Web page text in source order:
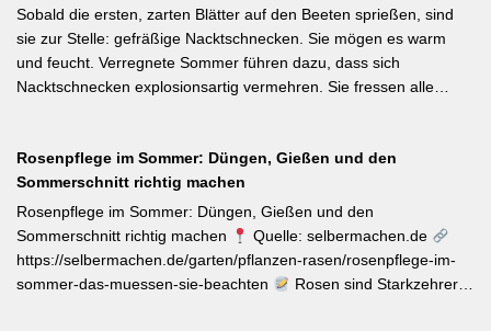
Herbst reich blüht und sich hervorragend für Balkonkästen und
Ampeln eignet. Die Bayerische Genusspflanze des Jahres 2026
ist die Erdbeere ‚Lilly Waldberry‘, die durch ihr intensiv
waldbeererinnerndes Aroma überzeugt und ab Juni durchgehend
bayerische Gärtnereien erhältlich. Wer auf regional empfohlene
Pflanzen setzen möchte, liegt mit diesen beiden Sorten für Balkon
und Nutzgarten genau richtig.
Sobald die ersten, zarten Blätter auf den Beeten sprießen, sind
sie zur Stelle: gefräßige Nacktschnecken. Sie mögen es warm
und feucht. Verregnete Sommer führen dazu, dass sich
Nacktschnecken explosionsartig vermehren. Sie fressen alle
hier. Weiterlesen bei MDR-Garten
Rosenpflege im Sommer: Düngen, Gießen und den
Sommerschnitt richtig machen
Rosenpflege im Sommer: Düngen, Gießen und den
Sommerschnitt richtig machen
Quelle: selbermachen.de
https://selbermachen.de/garten/pflanzen-rasen/rosenpflege-im-
sommer-das-muessen-sie-beachten
Rosen sind Starkzehrer –